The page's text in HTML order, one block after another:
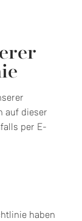
auf dieser
per E-
haben